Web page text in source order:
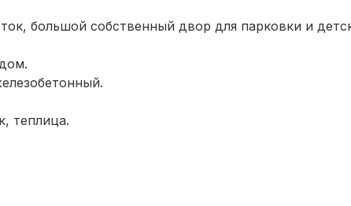
большой собственный двор для парковки и
теплица.